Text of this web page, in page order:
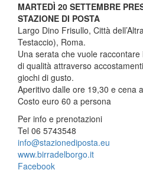
MARTEDÌ 20 SETTEMBRE
STAZIONE DI POSTA
Largo Dino Frisullo, Città
Testaccio), Roma.
Una serata che vuole
di qualità attraverso
giochi di gusto.
Aperitivo dalle ore 19,30 e cena
Costo euro 60 a persona
Per info e prenotazioni
Tel 06 5743548
info@stazionediposta.eu
www.birradelborgo.it
Facebook